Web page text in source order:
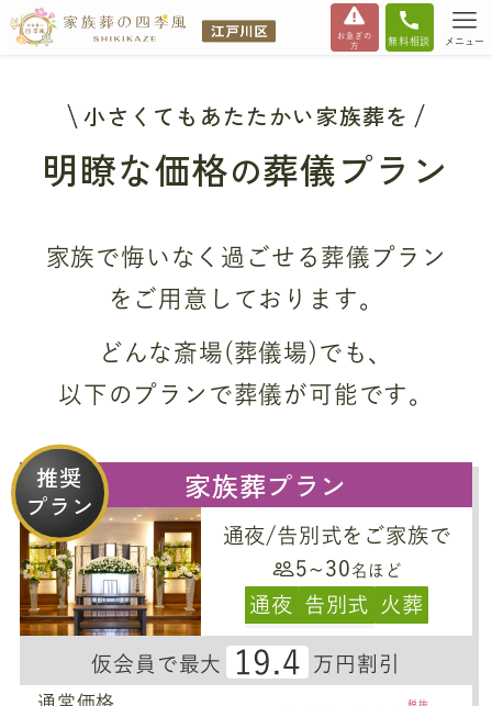
お急ぎの
方
無料相談 メニュー
小さくてもあたたかい家族葬を
明瞭な価格の葬儀プラン
家族で悔いなく過ごせる葬儀プラン
をご用意しております。
どんな斎場(葬儀場)でも、
以下のプランで葬儀が可能です。
推奨
プラン
家族葬プラン
通夜/告別式をご家族で
5~30 名ほど
通夜 告別式 火葬
仮会員で最大 19.4 万円割引
通常価格